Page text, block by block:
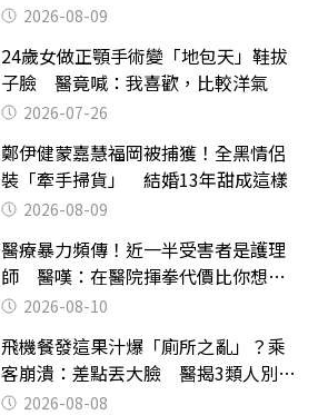
2026-08-09
24歲女做正顎手術變「地包天」鞋拔
子臉 醫竟喊：我喜歡，比較洋氣
2026-07-26
鄭伊健蒙嘉慧福岡被捕獲！全黑情侶
裝「牽手掃貨」 結婚13年甜成這樣
2026-08-09
醫療暴力頻傳！近一半受害者是護理
師 醫嘆：在醫院揮拳代價比你想像
的還要大
2026-08-10
飛機餐發這果汁爆「廁所之亂」？乘
客崩潰：差點丟大臉 醫揭3類人別亂
喝 2026-08-08